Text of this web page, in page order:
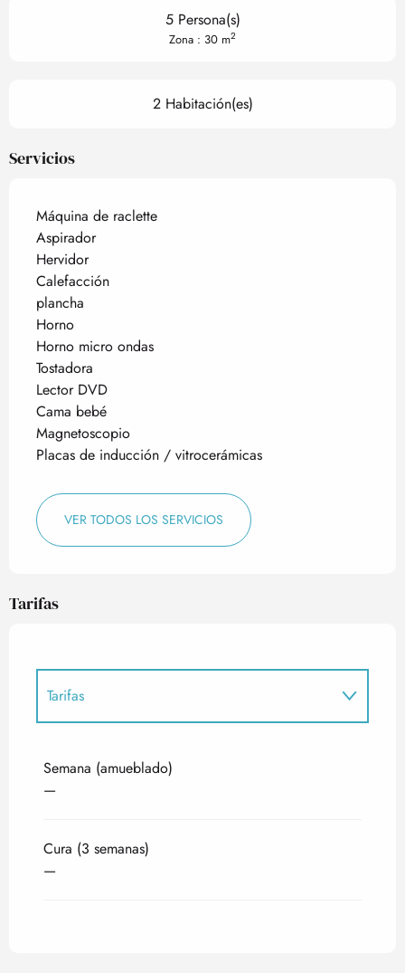
5 Persona(s)
Zona : 30 m2
2 Habitación(es)
Servicios
Máquina de raclette
Aspirador
Hervidor
Calefacción
plancha
Horno
Horno micro ondas
Tostadora
Lector DVD
Cama bebé
Magnetoscopio
Placas de inducción / vitrocerámicas
VER TODOS LOS SERVICIOS
Tarifas
Tarifas
Semana (amueblado)
—
Cura (3 semanas)
—